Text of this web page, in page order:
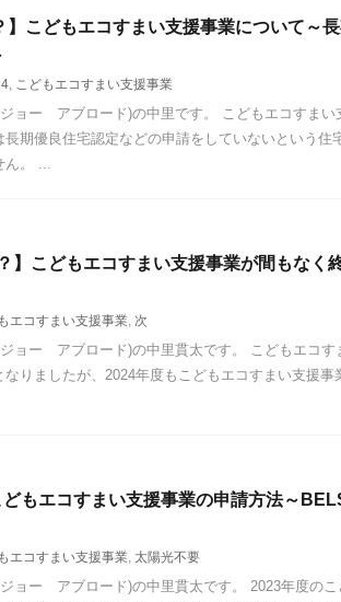
】こどもエコすまい支援事業について～
, こどもエコすまい支援事業
ョー アブロード)の中里です。 こどもエコすまい
長期優良住宅認定などの申請をしていないという住
ん。 ...
】こどもエコすまい支援事業が間もなく
エコすまい支援事業, 次
ョー アブロード)の中里貫太です。 こどもエコす
りましたが、2024年度もこどもエコすまい支援事
どもエコすまい支援事業の申請方法～
エコすまい支援事業, 太陽光不要
ョー アブロード)の中里貫太です。 2023年度の